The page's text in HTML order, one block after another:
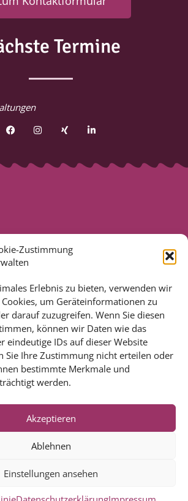
Zustimmung
Erlebnis zu bieten, verwenden wir
um Geräteinformationen zu
darauf zuzugreifen. Wenn Sie diesen
können wir Daten wie das
eindeutige IDs auf dieser Website
Sie Ihre Zustimmung nicht erteilen oder
bestimmte Merkmale und
werden.
Akzeptieren
Ablehnen
Einstellungen ansehen
Termine
HINWEISE
(EU)